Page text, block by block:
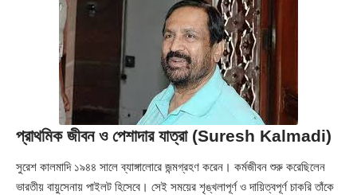
প্রাথমিক জীবন ও পেশাদার যাত্রা(Suresh Kalmadi)
সুরেশ কালমাদি ১৯৪৪ সালে ব্যাঙ্গালোরে জন্মগ্রহণ করেন। কর্মজীবন শুরু করেছিলেন
ভারতীয় বায়ুসেনায় পাইলট হিসেবে। সেই সময়ের শৃঙ্খলাপূর্ণ ও দায়িত্বপূর্ণ চাকরি তাঁকে